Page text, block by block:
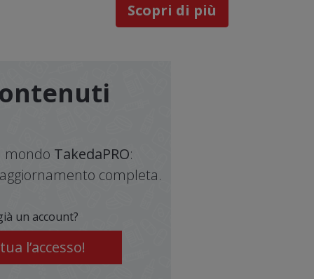
Scopri di più
mondo TakedaPRO:
completa.
un account?